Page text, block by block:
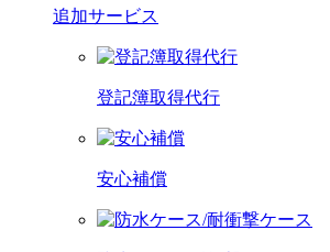
追加サービス
登記簿取得代行
安心補償